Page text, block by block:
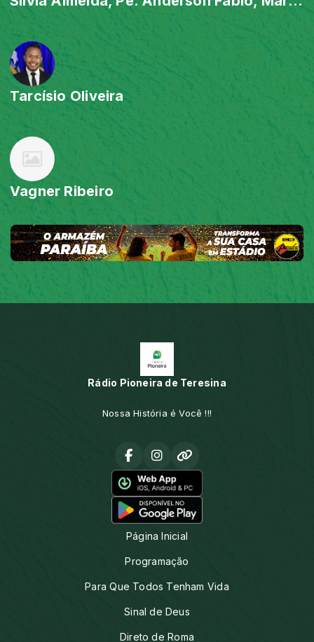
Tarcísio Oliveira
Vagner Ribeiro
Rádio Pioneira de Teresina
Nossa História é Você !!!
Página Inicial
Programação
Para Que Todos Tenham Vida
Sinal de Deus
Direto de Roma